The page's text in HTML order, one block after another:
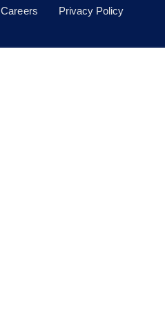
Careers Privacy Policy